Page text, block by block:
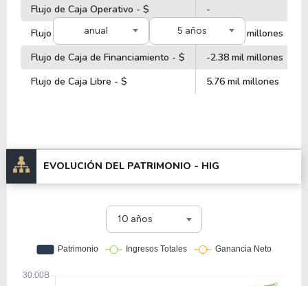
anual 5 años
Flujo de Caja Operativo - $
-
Flujo de Caja de Inversiones - $
-3.50 mil millones
Flujo de Caja de Financiamiento - $
-2.38 mil millones
Flujo de Caja Libre - $
5.76 mil millones
EVOLUCIÓN DEL PATRIMONIO - HIG
10 años